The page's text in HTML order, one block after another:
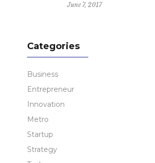
June 7, 2017
Categories
Business
Entrepreneur
Innovation
Metro
Startup
Strategy